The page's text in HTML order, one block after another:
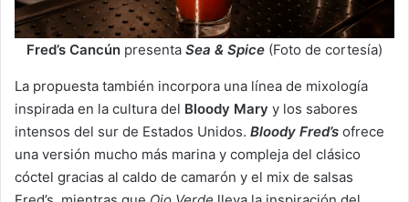
Fred’s Cancún presenta Sea & Spice (Foto de cortesía)
La propuesta también incorpora una línea de mixología
inspirada en la cultura del Bloody Mary y los sabores
intensos del sur de Estados Unidos. Bloody Fred’s ofrece
una versión mucho más marina y compleja del clásico
cóctel gracias al caldo de camarón y el mix de salsas